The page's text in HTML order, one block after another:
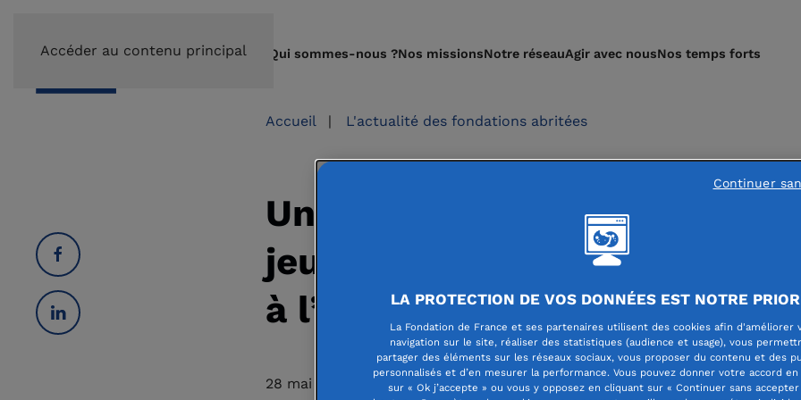
Accéder au contenu principal Qui sommes-nous ?Nos missionsNotre réseauAgir avec nousNos temps forts
Accueil | L'actualité des fondations abritées
Un appel à projets pour aider
jeunes de l'ASE de 16 à 25
à l’initiative de la Fondation
28 mai 2026
LA PROTECTION DE VOS DONNÉES EST NOTRE
La Fondation de France et ses partenaires utilisent des cookies afin d'améliorer
navigation sur le site, réaliser des statistiques (audience et usage), vous
partager des éléments sur les réseaux sociaux, vous proposer du contenu et des
personnalisés et d’en mesurer la performance. Vous pouvez donner votre accord
sur « Ok j’accepte » ou vous y opposez en cliquant sur « Continuer sans accepter
Continuer